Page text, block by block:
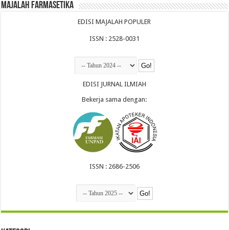
Majalah Farmasetika
EDISI MAJALAH POPULER
ISSN : 2528-0031
EDISI JURNAL ILMIAH
Bekerja sama dengan:
ISSN : 2686-2506